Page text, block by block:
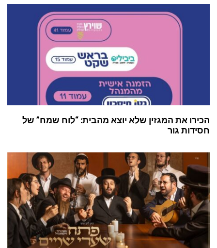
הכירו את המגזין שלא יוצא מהבית: “לוח שמח” של
חסידות גור